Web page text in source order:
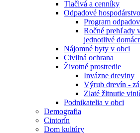
Tlačivá a cenníky
Odpadové hospodárstvo
Program
Ročné prehľady
jednotlivé
Nájomné byty v obci
Civilná ochrana
Životné prostredie
Invázne dreviny
Výrub drevín -
Zlaté žltnutie
Podnikatelia v obci
Demografia
Cintorín
Dom kultúry